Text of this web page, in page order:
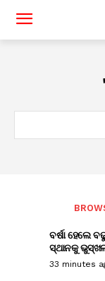
ବର୍ଷା ହେଲେ
ସ୍ଥାନକୁ
33 minutes